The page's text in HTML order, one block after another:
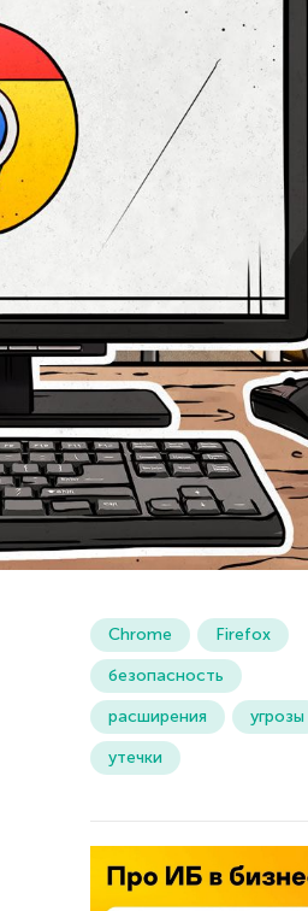
Chrome
Firefox
безопасность
расширения
угрозы
утечки